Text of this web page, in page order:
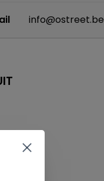
info@ostreet.be